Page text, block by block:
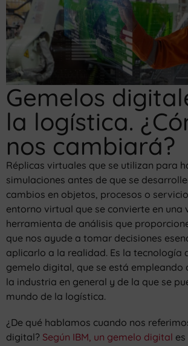
Gemelos
la logística.
nos cambiará?
Réplicas virtuales que se utilizan para
simulaciones antes de que se
cambios en objetos, procesos o
entorno virtual que se convierte en una
herramienta de análisis que
que nos ayude a tomar decisiones
aplicarlo a la realidad. Es la tecnología
gemelo digital, que se está empleando
la industria en general y de la que se
mundo de la logística.
¿De qué hablamos cuando nos
digital? Según IBM, un gemelo digital es